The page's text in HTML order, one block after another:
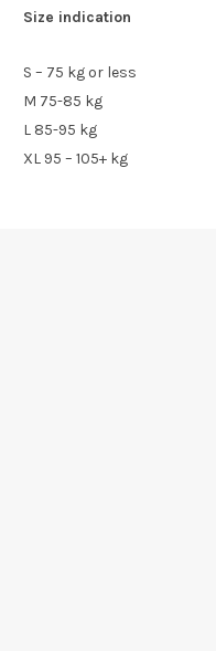
Size indication
S – 75 kg or less
M 75-85 kg
L 85-95 kg
XL 95 – 105+ kg